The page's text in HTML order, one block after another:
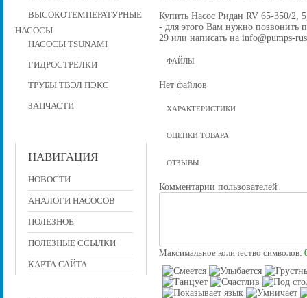
ВЫСОКОТЕМПЕРАТУРНЫЕ
НАСОСЫ
НАСОСЫ TSUNAMI
ГИДРОСТРЕЛКИ
ТРУБЫ ТВЭЛ ПЭКС
ЗАПЧАСТИ
НАВИГАЦИЯ
НОВОСТИ
АНАЛОГИ НАСОСОВ
ПОЛЕЗНОЕ
ПОЛЕЗНЫЕ ССЫЛКИ
КАРТА САЙТА
Купить Насос Ридан RV 65-350/2,
- для этого Вам нужно позвонить
29 или написать на info@pumps-
ФАЙЛЫ
Нет файлов
ХАРАКТЕРИСТИКИ
ОЦЕНКИ ТОВАРА
ОТЗЫВЫ
Комментарии пользователей
Максимальное количество символов: